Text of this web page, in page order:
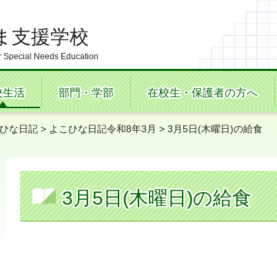
支援学校
Special Needs Education
生活 部門・学部 在校生・保護者の方へ
な日記 > よこひな日記令和8年3月 > 3月5日(木曜日)の給食
3月5日(木曜日)の給食